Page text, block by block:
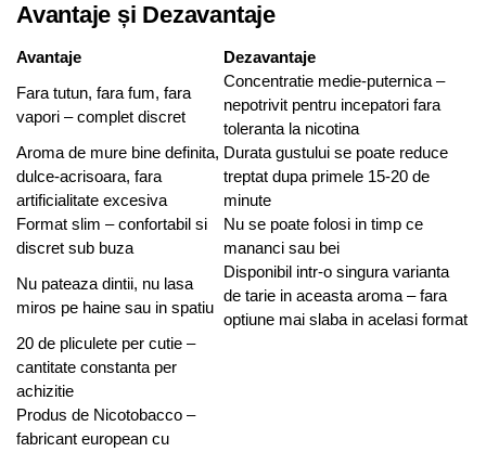
Avantaje și Dezavantaje
Avantaje
Dezavantaje
Fara tutun, fara fum, fara
vapori – complet discret
Concentratie medie-puternica –
nepotrivit pentru incepatori fara
toleranta la nicotina
Aroma de mure bine definita,
dulce-acrisoara, fara
artificialitate excesiva
Durata gustului se poate reduce
treptat dupa primele 15-20 de
minute
Format slim – confortabil si
discret sub buza
Nu se poate folosi in timp ce
mananci sau bei
Nu pateaza dintii, nu lasa
miros pe haine sau in spatiu
Disponibil intr-o singura varianta
de tarie in aceasta aroma – fara
optiune mai slaba in acelasi format
20 de pliculete per cutie –
cantitate constanta per
achizitie
Produs de Nicotobacco –
fabricant european cu